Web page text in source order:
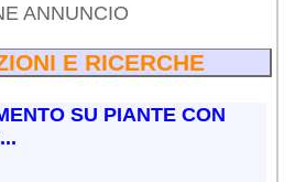
ANNUNCIO
E RICERCHE
SU PIANTE CON